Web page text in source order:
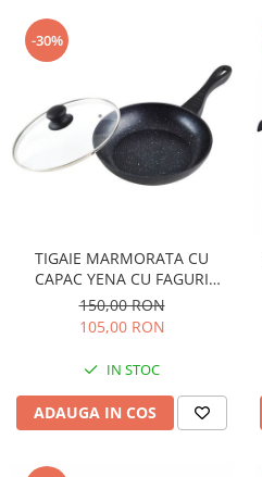
-30%
TIGAIE MARMORATA CU
CAPAC YENA CU FAGURI
28X28X6.5CM
150,00 RON
105,00 RON
IN STOC
ADAUGA IN COS